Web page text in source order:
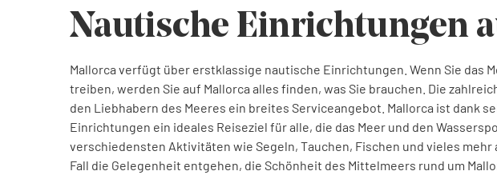
Reial
Nautische Einrichtungen
Mallorca verfügt über erstklassige nautische Einrichtungen. Wenn Sie das
treiben, werden Sie auf Mallorca alles finden, was Sie brauchen. Die
den Liebhabern des Meeres ein breites Serviceangebot. Mallorca ist dank
Einrichtungen ein ideales Reiseziel für alle, die das Meer und den
verschiedensten Aktivitäten wie Segeln, Tauchen, Fischen und vieles mehr
Fall die Gelegenheit entgehen, die Schönheit des Mittelmeers rund um